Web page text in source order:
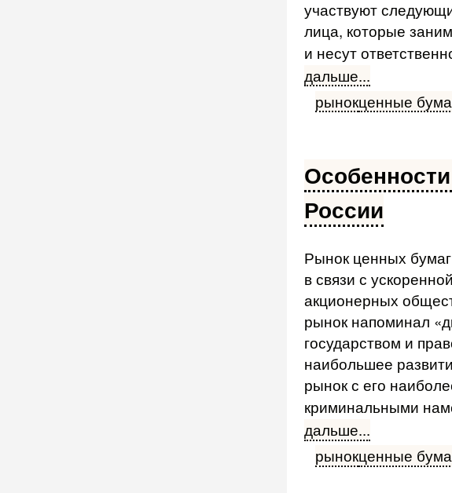
участвуют
лица, которые
и несут
дальше...
рынокценные
России
Рынок ценных
в связи с
акционерных
рынок напоминал
государством и
наибольшее
рынок с его
криминальными
дальше...
рынокценные